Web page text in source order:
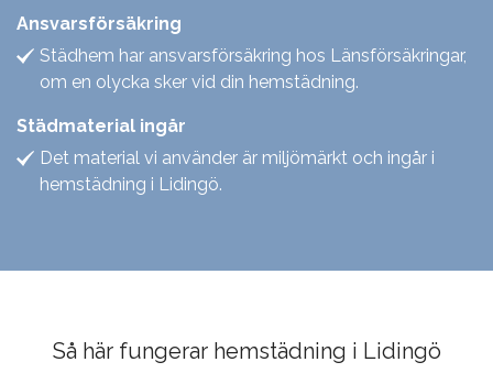
Ansvarsförsäkring
Städhem har ansvarsförsäkring hos Länsförsäkringar,
om en olycka sker vid din hemstädning.
Städmaterial ingår
Det material vi använder är miljömärkt och ingår i
hemstädning i Lidingö.
Så här fungerar hemstädning i Lidingö